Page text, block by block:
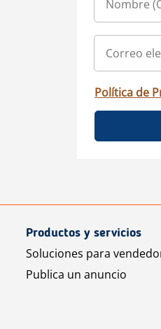
Política de
Productos y servicios
Soluciones para
Publica un anuncio